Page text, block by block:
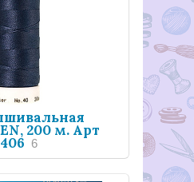
200 м. Арт
6